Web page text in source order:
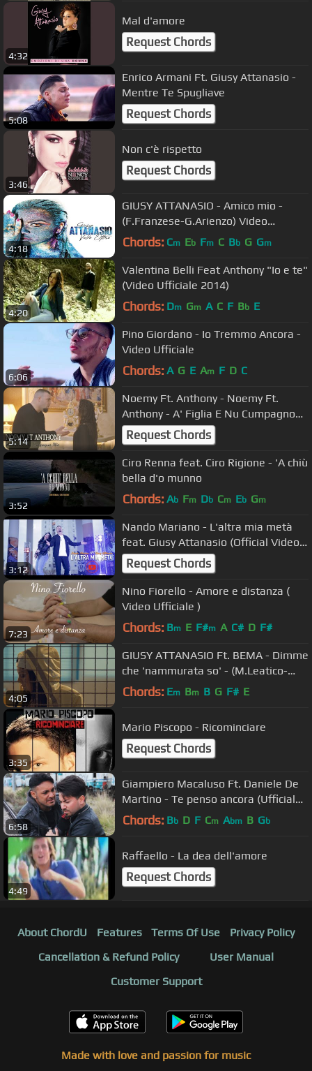
4:32
Mal d'amore
Request Chords
5:08
Enrico Armani Ft. Giusy Attanasio -
Mentre Te Spugliave
Request Chords
3:46
Non c'è rispetto
Request Chords
4:18
GIUSY ATTANASIO - Amico mio -
(F.Franzese-G.Arienzo) Video
ufficiale
Chords: Cm Eb Fm C Bb G Gm
4:20
Valentina Belli Feat Anthony "Io e te"
(Video Ufficiale 2014)
Chords: Dm Gm A C F Bb E
6:06
Pino Giordano - Io Tremmo Ancora -
Video Ufficiale
Chords: A G E Am F D C
5:14
Noemy Ft. Anthony - Noemy Ft.
Anthony - A' Figlia E Nu Cumpagno
Mio (Video Ufficiale 2018)
Request Chords
3:52
Ciro Renna feat. Ciro Rigione - 'A chiù
bella d'o munno
Chords: Ab Fm Db Cm Eb Gm
3:12
Nando Mariano - L'altra mia metà
feat. Giusy Attanasio (Official Video
2020)
Request Chords
7:23
Nino Fiorello - Amore e distanza (
Video Ufficiale )
Chords: Bm E F#m A C# D F#
4:05
GIUSY ATTANASIO Ft. BEMA - Dimme
che 'nammurata so' - (M.Leatico-
G.Romano) Video ufficiale
Chords: Em Bm B G F# E
3:35
Mario Piscopo - Ricominciare
Request Chords
6:58
Giampiero Macaluso Ft. Daniele De
Martino - Te penso ancora (Ufficiale
2018)
Chords: Bb D F Cm Abm B Gb
4:49
Raffaello - La dea dell'amore
Request Chords
About ChordU Features Terms Of Use
Privacy Policy
Cancellation & Refund Policy
User Manual
Customer Support
Made with love and passion for music